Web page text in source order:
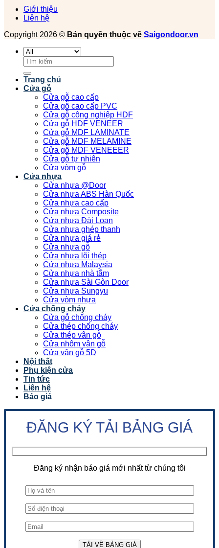
Giới thiệu
Liên hệ
Copyright 2026 © Bản quyền thuộc về Saigondoor.vn
Tìm
kiếm:
Trang chủ
Cửa gỗ
Cửa gỗ cao cấp
Cửa gỗ cao cấp PVC
Cửa gỗ công nghiệp HDF
Cửa gỗ HDF VENEER
Cửa gỗ MDF LAMINATE
Cửa gỗ MDF MELAMINE
Cửa gỗ MDF VENEEER
Cửa gỗ tự nhiên
Cửa vòm gỗ
Cửa nhựa
Cửa nhựa @Door
Cửa nhựa ABS Hàn Quốc
Cửa nhựa cao cấp
Cửa nhựa Composite
Cửa nhựa Đài Loan
Cửa nhựa ghép thanh
Cửa nhựa giá rẻ
Cửa nhựa gỗ
Cửa nhựa lõi thép
Cửa nhựa Malaysia
Cửa nhựa nhà tắm
Cửa nhựa Sài Gòn Door
Cửa nhựa Sungyu
Cửa vòm nhựa
Cửa chống cháy
Cửa gỗ chống cháy
Cửa thép chống cháy
Cửa thép vân gỗ
Cửa nhôm vân gỗ
Cửa vân gỗ 5D
Nội thất
Phụ kiện cửa
Tin tức
Liên hệ
Báo giá
ĐĂNG KÝ TẢI BẢNG GIÁ
Đăng ký nhận báo giá mới nhất từ chúng tôi